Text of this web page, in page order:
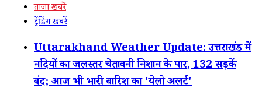
ताजा खबरें
ट्रेंडिंग खबरें
Uttarakhand Weather Update: उत्तराखंड में
नदियों का जलस्तर चेतावनी निशान के पार, 132 सड़कें
बंद; आज भी भारी बारिश का 'येलो अलर्ट'